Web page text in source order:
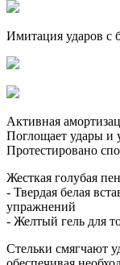
Имитация ударов с
Активная
Поглощает удары и
Протестировано
Жесткая голубая
- Твердая белая
упражнений
- Желтый гель для
Стельки смягчают